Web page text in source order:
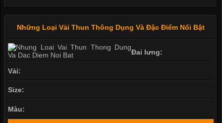
Những Loại Vải Thun Thông Dụng Và Đặc Điểm Nổi Bật
Đai lưng:
Vải:
Size:
Màu: